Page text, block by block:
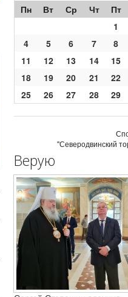
Пн Вт Ср Чт Пт
1
4
5 6 7 8
11
12 13 14 15
18
19 20 21 22
25
26 27 28 29
"Северодвинский
Верую